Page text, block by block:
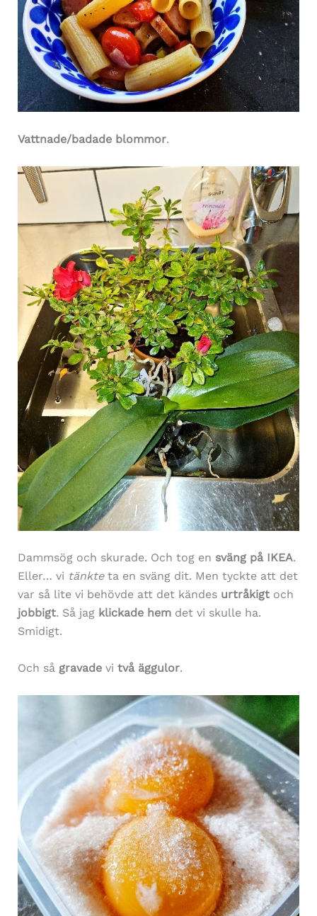
Vattnade/badade blommor.
Dammsög och skurade. Och tog en sväng på IKEA.
Eller… vi tänkteta en sväng dit. Men tyckte att det
var så lite vi behövde att det kändes urtråkigtoch
jobbigt. Så jag klickade hemdet vi skulle ha.
Smidigt.
Och så gravadevi två äggulor.